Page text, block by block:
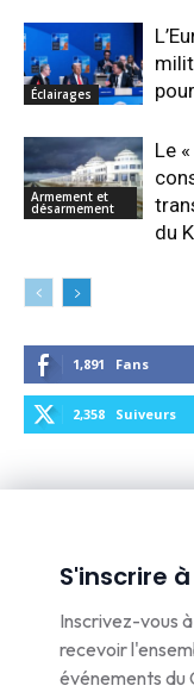
Éclairages
Armement et
désarmement
Le
du
1,891 Fans
2,358 Suiveurs
S'inscrire
Inscrivez-vous
recevoir
événements du